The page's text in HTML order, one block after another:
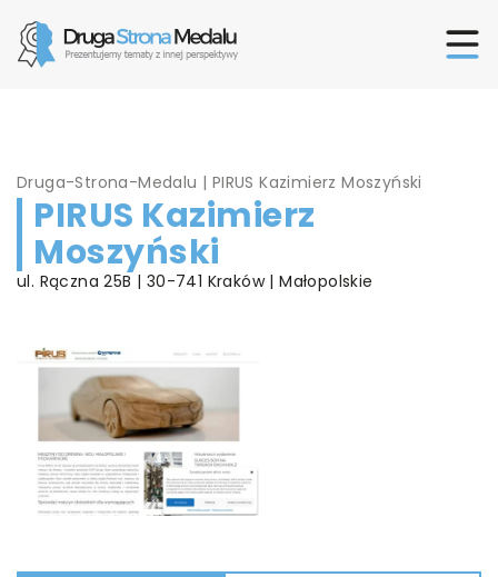
Druga-Strona-Medalu | PIRUS Kazimierz Moszyński
PIRUS Kazimierz
Moszyński
ul. Rączna 25B | 30-741 Kraków | Małopolskie